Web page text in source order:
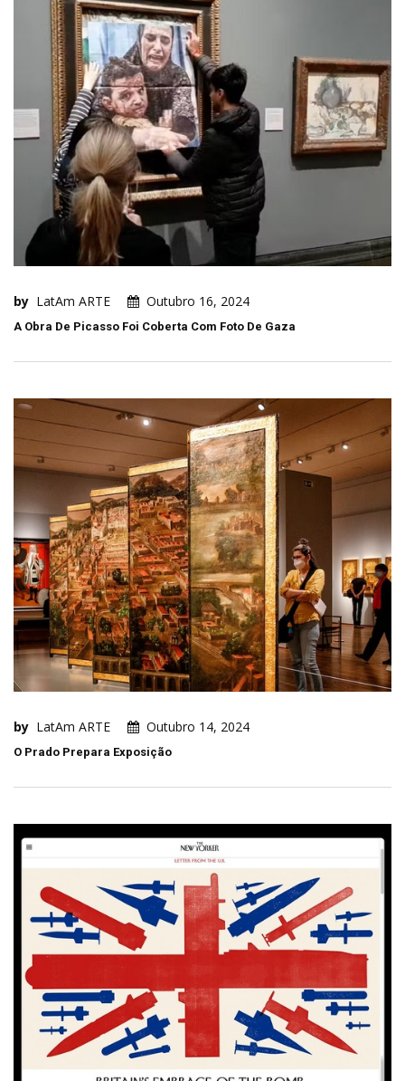
by LatAm ARTE Outubro 16, 2024
A Obra De Picasso Foi Coberta Com Foto De Gaza
by LatAm ARTE Outubro 14, 2024
O Prado Prepara Exposição